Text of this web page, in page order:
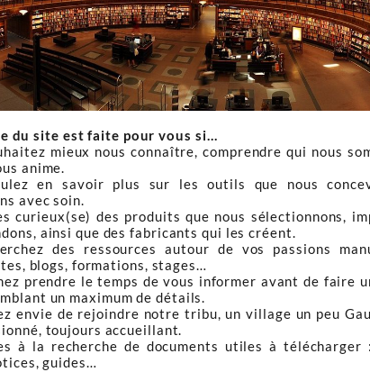
du site est faite pour vous si…
mieux nous connaître, comprendre qui nous
anime.
en savoir plus sur les outils que nous
avec soin.
curieux(se) des produits que nous sélectionnons,
ainsi que des fabricants qui les créent.
des ressources autour de vos passions
blogs, formations, stages…
prendre le temps de vous informer avant de faire
un maximum de détails.
envie de rejoindre notre tribu, un village un peu
toujours accueillant.
à la recherche de documents utiles à télécharger
guides…